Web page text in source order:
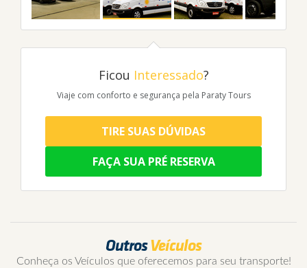
Ficou Interessado?
Viaje com conforto e segurança pela Paraty Tours
TIRE SUAS DÚVIDAS
FAÇA SUA PRÉ RESERVA
OutrosVeículos
Conheça os Veículos que oferecemos para seu transporte!